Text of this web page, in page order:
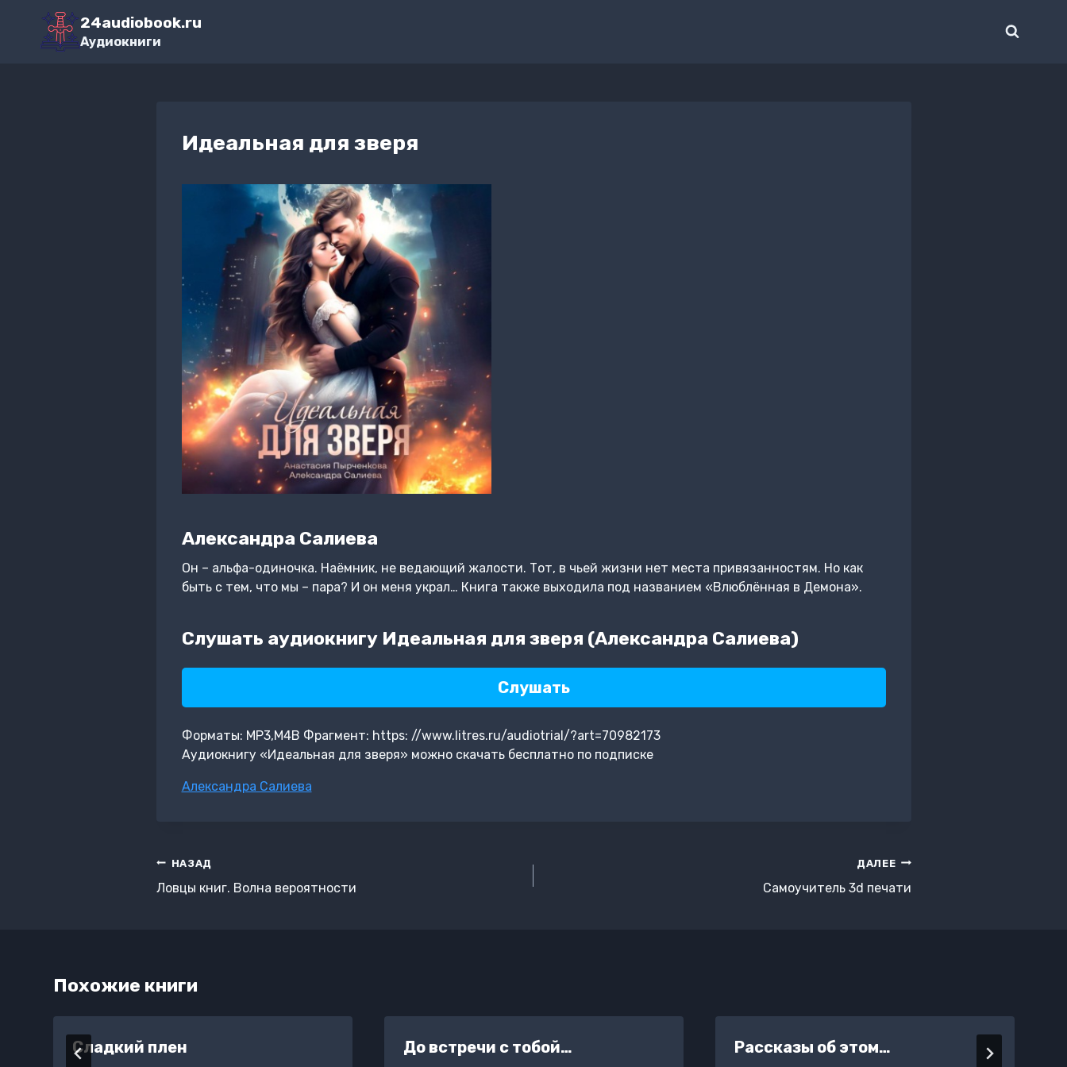
Перейти
содержимому
24audiobook.ru
Аудиокниги
Идеальная для зверя
Александра Салиева
Он – альфа-одиночка. Наёмник, не ведающий жалости. Тот, в чьей жизни нет места привязанностям. Но как
быть с тем, что мы – пара? И он меня украл… Книга также выходила под названием «Влюблённая в Демона».
Слушать аудиокнигу Идеальная для зверя (Александра Салиева)
Слушать
Форматы: MP3,M4B Фрагмент: https: //www.litres.ru/audiotrial/?art=70982173
Аудиокнигу «Идеальная для зверя» можно скачать бесплатно по подписке
Метки
Александра Салиева
Навигация
по
НАЗАД
Ловцы книг. Волна вероятности
ДАЛЕЕ
Самоучитель 3d печати
Похожие книги
Сладкий плен До встречи с тобой… Рассказы об этом…